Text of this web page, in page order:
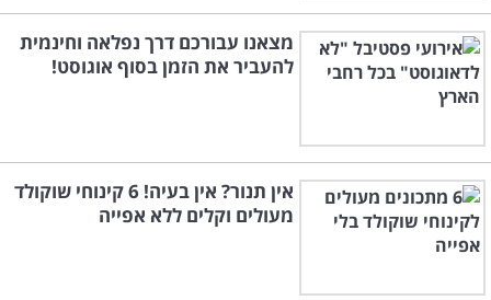
מצאנו עבורכם דרך נפלאה וחינמית
להעביר את הזמן בסוף אוגוסט!
אין תנור? אין בעיה! 6 קינוחי שוקולד
מעולים וקלים ללא אפייה